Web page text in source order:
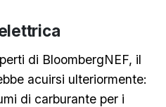
di BloombergNEF, il
acuirsi ulteriormente:
di carburante per i